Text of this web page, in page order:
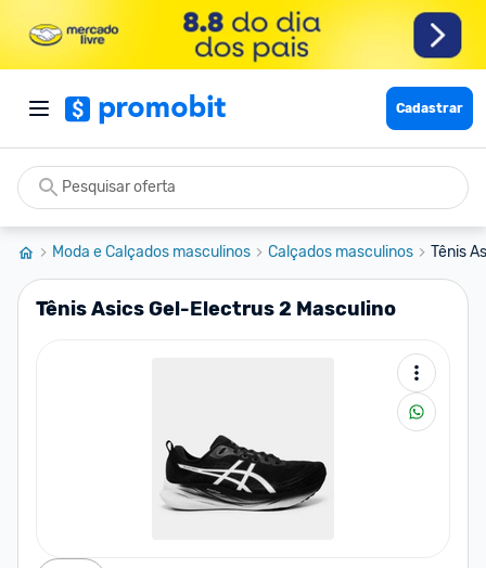
Cadastrar
Moda e Calçados masculinos Calçados masculinos Tênis
Tênis Asics Gel-Electrus 2 Masculino